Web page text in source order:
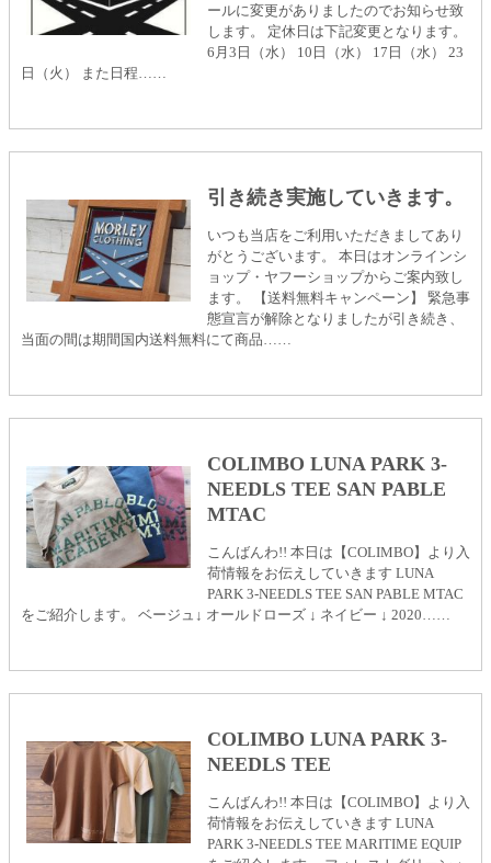
ールに変更がありましたのでお知らせ致
します。 定休日は下記変更となります。
6月3日（水） 10日（水） 17日（水） 23
日（火） また日程……
引き続き実施していきます。
いつも当店をご利用いただきましてあり
がとうございます。 本日はオンラインシ
ョップ・ヤフーショップからご案内致し
ます。 【送料無料キャンペーン】 緊急事
態宣言が解除となりましたが引き続き、
当面の間は期間国内送料無料にて商品……
COLIMBO LUNA PARK 3-
NEEDLS TEE SAN PABLE
MTAC
こんばんわ!! 本日は【COLIMBO】より入
荷情報をお伝えしていきます LUNA
PARK 3-NEEDLS TEE SAN PABLE MTAC
をご紹介します。 ベージュ↓ オールドローズ ↓ ネイビー ↓ 2020……
COLIMBO LUNA PARK 3-
NEEDLS TEE
こんばんわ!! 本日は【COLIMBO】より入
荷情報をお伝えしていきます LUNA
PARK 3-NEEDLS TEE MARITIME EQUIP